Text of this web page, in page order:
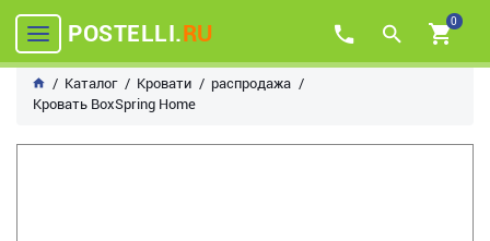
POSTELLI.RU 0
Каталог Кровати
распродажа
Кровать BoxSpring Home